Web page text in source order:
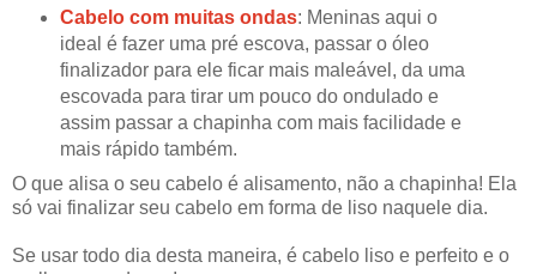
Cabelo com muitas ondas: Meninas aqui o
ideal é fazer uma pré escova, passar o óleo
finalizador para ele ficar mais maleável, da uma
escovada para tirar um pouco do ondulado e
assim passar a chapinha com mais facilidade e
mais rápido também.
O que alisa o seu cabelo é alisamento, não a chapinha! Ela
só vai finalizar seu cabelo em forma de liso naquele dia.
Se usar todo dia desta maneira, é cabelo liso e perfeito e o